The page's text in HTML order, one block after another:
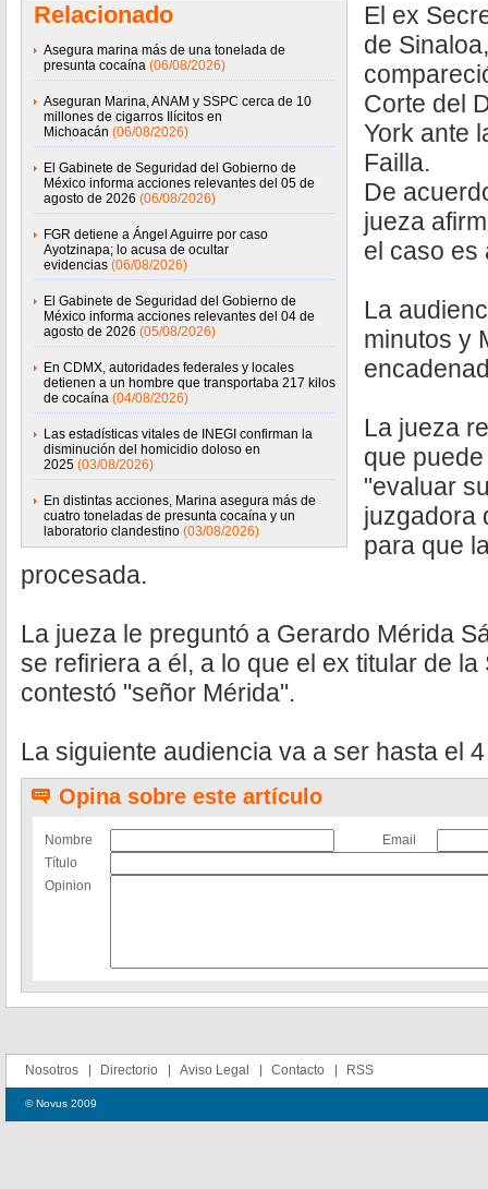
Relacionado
Asegura marina más de una tonelada de
presunta cocaína (06/08/2026)
Aseguran Marina, ANAM y SSPC cerca de 10
millones de cigarros Ilícitos en
Michoacán (06/08/2026)
El Gabinete de Seguridad del Gobierno de
México informa acciones relevantes del 05 de
agosto de 2026 (06/08/2026)
FGR detiene a Ángel Aguirre por caso
Ayotzinapa; lo acusa de ocultar
evidencias (06/08/2026)
El Gabinete de Seguridad del Gobierno de
México informa acciones relevantes del 04 de
agosto de 2026 (05/08/2026)
En CDMX, autoridades federales y locales
detienen a un hombre que transportaba 217 kilos
de cocaína (04/08/2026)
Las estadísticas vitales de INEGI confirman la
disminución del homicidio doloso en
2025 (03/08/2026)
En distintas acciones, Marina asegura más de
cuatro toneladas de presunta cocaína y un
laboratorio clandestino (03/08/2026)
El ex
de
Corte del
York ante
Failla.
De
jueza
el caso es
La
minutos y
La jueza
que
"evaluar
juzgadora
para que
procesada.
La jueza le preguntó a Gerardo Mérida
se refiriera a él, a lo que el ex titular de la
contestó "señor Mérida".
La siguiente audiencia va a ser hasta el
Opina sobre este artículo
Nombre
Email
Título
Opinion
Nosotros Directorio Aviso Legal Contacto RSS
© Novus 2009